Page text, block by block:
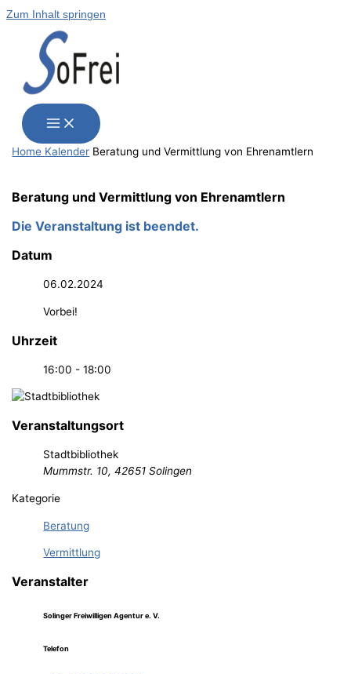
Zum Inhalt springen
Home Kalender Bera­tung und Ver­mitt­lung von Ehrenamtlern
Bera­tung und Ver­mitt­lung von Ehrenamtlern
Die Veranstaltung ist beendet.
Datum
06.02.2024
Vorbei!
Uhrzeit
16:00 - 18:00
Veranstaltungsort
Stadtbibliothek
Mummstr. 10, 42651 Solingen
Kategorie
Beratung
Vermittlung
Veranstalter
Solinger Freiwilligen Agentur e. V.
Telefon